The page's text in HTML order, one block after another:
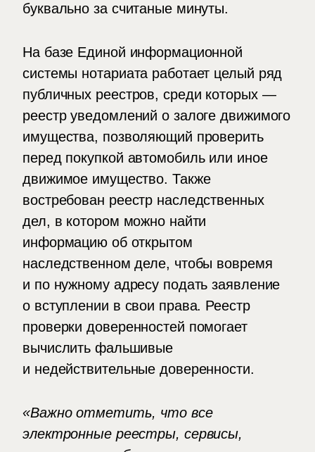
буквально за считаные минуты.
На базе Единой информационной
системы нотариата работает целый ряд
публичных реестров, среди которых —
реестр уведомлений о залоге движимого
имущества, позволяющий проверить
перед покупкой автомобиль или иное
движимое имущество. Также
востребован реестр наследственных
дел, в котором можно найти
информацию об открытом
наследственном деле, чтобы вовремя
и по нужному адресу подать заявление
о вступлении в свои права. Реестр
проверки доверенностей помогает
вычислить фальшивые
и недействительные доверенности.
«Важно отметить, что все
электронные реестры, сервисы,